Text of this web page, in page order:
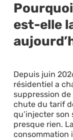
est-elle
Depuis juin
résidentiel a
suppression de
chute du tarif
qu’injecter
presque rien.
consommation